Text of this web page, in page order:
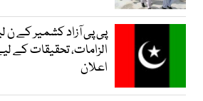
پی پی آزاد کشمیر کے ن
الزامات، تحقیقات کے
اعلان